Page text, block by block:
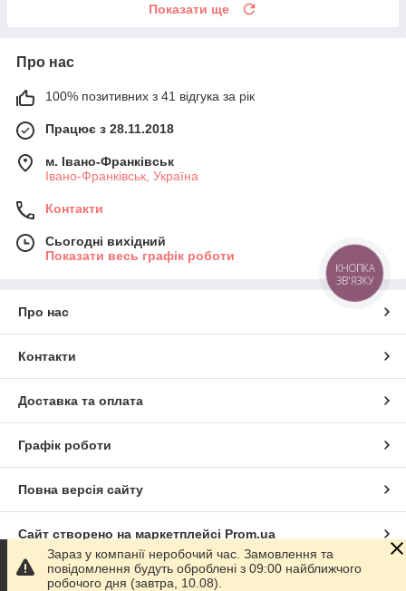
Показати ще
Про нас
100% позитивних з 41 відгука за рік
Працює з 28.11.2018
м. Івано-Франківськ
Івано-Франківськ, Україна
Контакти
Сьогодні вихідний
Показати весь графік роботи
Про нас
Контакти
Доставка та оплата
Графік роботи
Повна версія сайту
Сайт створено на маркетплейсі Prom.ua
Політика конфіденційності
Зараз у компанії неробочий час. Замовлення та
повідомлення будуть оброблені з 09:00 найближчого
робочого дня (завтра, 10.08).
КНОПКА
ЗВ'ЯЗКУ